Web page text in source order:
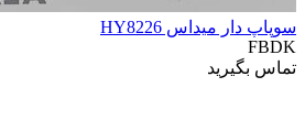
سوپاپ دار میداس HY8226
FBDK
تماس بگیرید